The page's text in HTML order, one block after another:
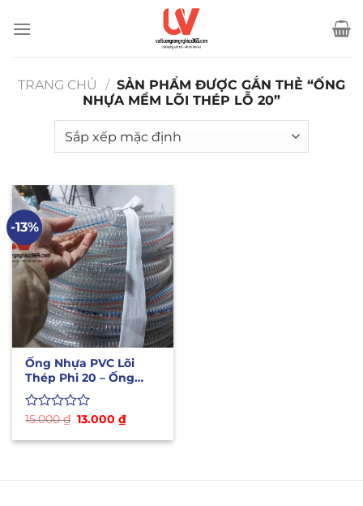
qua
TRANG CHỦ
/ SẢN PHẨM ĐƯỢC GẮN THẺ “ỐNG
NHỰA MỀM LÕI THÉP LỖ 20”
-13%
Ống Nhựa PVC Lõi
Thép Phi 20 – Ống
Dẫn Xăng Dầu Hóa
Chất
Được
hạng
15.000₫ Giá
là:
13.000₫Giá
tại